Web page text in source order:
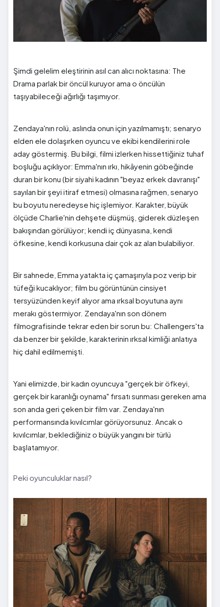
Şimdi gelelim eleştirinin asıl can alıcı noktasına: The
Drama parlak bir öncül kuruyor ama o öncülün
taşıyabileceği ağırlığı taşımıyor.
Zendaya'nın rolü, aslında onun için yazılmamıştı; senaryo
elden ele dolaşırken oyuncu ve ekibi kendilerini role
aday göstermiş. Bu bilgi, filmi izlerken hissettiğiniz tuhaf
boşluğu açıklıyor: Emma'nın ırkı, hikâyenin göbeğinde
duran bir konu (bir siyahi kadının "beyaz erkek davranışı"
sayılan bir şeyi itiraf etmesi) olmasına rağmen, senaryo
bu boyutu neredeyse hiç işlemiyor. Karakter, büyük
ölçüde Charlie'nin dehşete düşmüş, giderek düzleşen
bakışından görülüyor; kendi iç dünyasına, kendi
öfkesine, kendi korkusuna dair çok az alan bulabiliyor.
Bir sahnede, Emma yatakta iç çamaşırıyla poz verip bir
tüfeği kucaklıyor; film bu görüntünün cinsiyet
tersyüzünden keyif alıyor ama ırksal boyutuna aynı
merakı göstermiyor. Zendaya'nın son dönem
filmografisinde tekrar eden bir sorun bu: Challengers'ta
da benzer bir şekilde, karakterinin ırksal kimliği anlatıya
hiç dahil edilmemişti.
Yani elimizde, bir kadın oyuncuya "gerçek bir öfkeyi,
gerçek bir karanlığı oynama" fırsatı sunması gereken ama
son anda geri çeken bir film var. Zendaya'nın
performansında kıvılcımlar görüyorsunuz. Ancak o
kıvılcımlar, beklediğiniz o büyük yangını bir türlü
başlatamıyor.
Peki oyunculuklar nasıl?